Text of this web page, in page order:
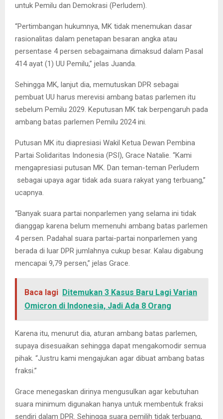
untuk Pemilu dan Demokrasi (Perludem).
“Pertimbangan hukumnya, MK tidak menemukan dasar
rasionalitas dalam penetapan besaran angka atau
persentase 4 persen sebagaimana dimaksud dalam Pasal
414 ayat (1) UU Pemilu,” jelas Juanda.
Sehingga MK, lanjut dia, memutuskan DPR sebagai
pembuat UU harus merevisi ambang batas parlemen itu
sebelum Pemilu 2029. Keputusan MK tak berpengaruh pada
ambang batas parlemen Pemilu 2024 ini.
Putusan MK itu diapresiasi Wakil Ketua Dewan Pembina
Partai Solidaritas Indonesia (PSI), Grace Natalie. “Kami
mengapresiasi putusan MK. Dan teman-teman Perludem
sebagai upaya agar tidak ada suara rakyat yang terbuang,”
ucapnya.
“Banyak suara partai nonparlemen yang selama ini tidak
dianggap karena belum memenuhi ambang batas parlemen
4 persen. Padahal suara partai-partai nonparlemen yang
berada di luar DPR jumlahnya cukup besar. Kalau digabung
mencapai 9,79 persen,” jelas Grace.
Baca lagi Ditemukan 3 Kasus Baru Lagi Varian
Omicron di Indonesia, Jadi Ada 8 Orang
Karena itu, menurut dia, aturan ambang batas parlemen,
supaya disesuaikan sehingga dapat mengakomodir semua
pihak. “Justru kami mengajukan agar dibuat ambang batas
fraksi.”
Grace menegaskan dirinya mengusulkan agar kebutuhan
suara minimum digunakan hanya untuk membentuk fraksi
sendiri dalam DPR. Sehingga suara pemilih tidak terbuang,